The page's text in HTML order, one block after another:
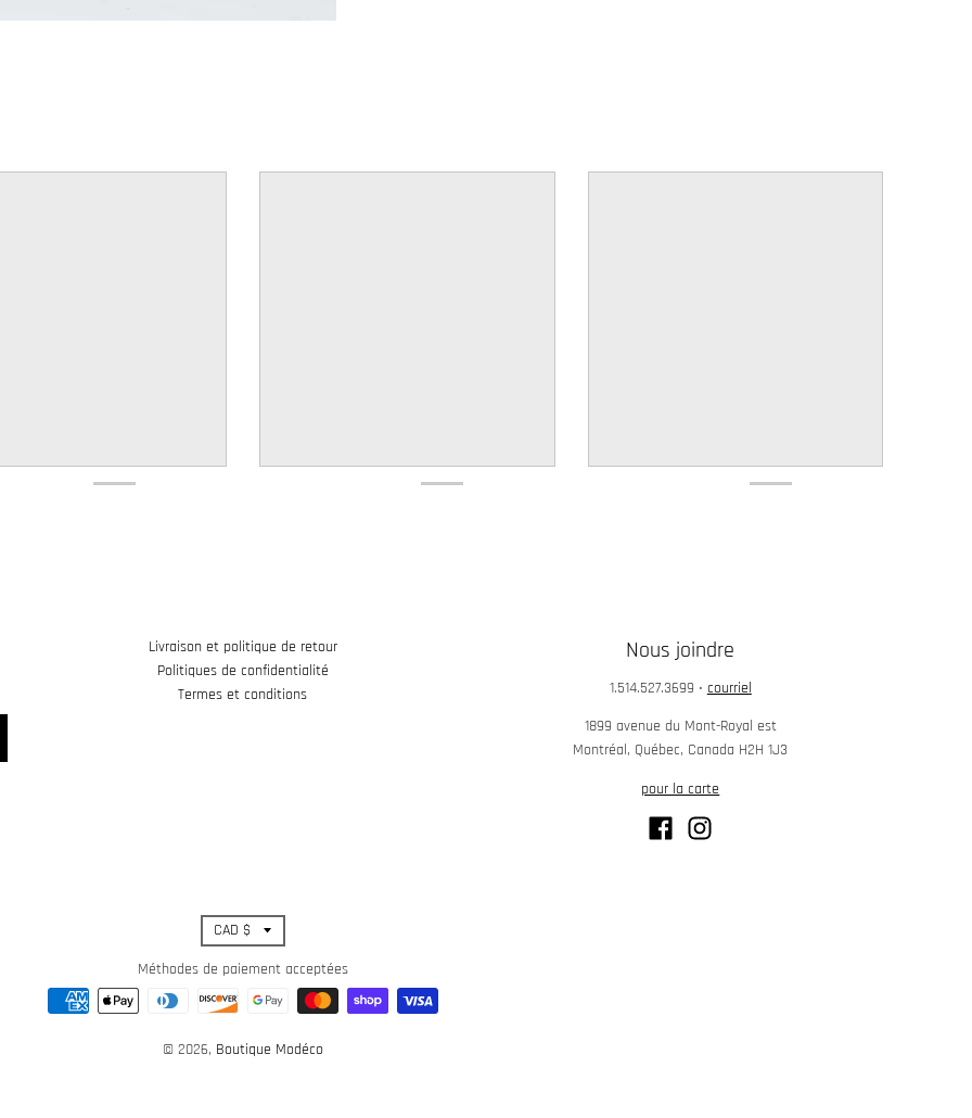
Livraison et politique de retour
Politiques de confidentialité
Termes et conditions
Nous joindre
1.514.527.3699 • courriel
1899 avenue du Mont-Royal est
Montréal, Québec, Canada H2H 1J3
pour la carte
T
r
a
n
CAD $
Méthodes de paiement acceptées
© 2026, Boutique Modéco